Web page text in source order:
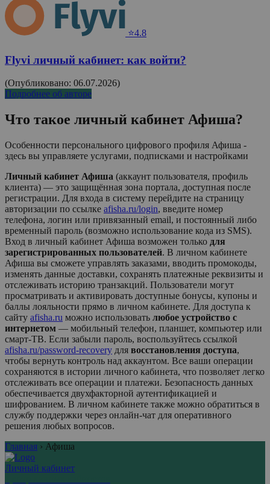
⭐4.8
Flyvi личный кабинет: как войти?
(Опубликовано: 06.07.2026)
Подробнее об авторе
Что такое личный кабинет Афиша?
Особенности персонального цифрового профиля Афиша -
здесь вы управляете услугами, подписками и настройками
Личный кабинет Афиша (аккаунт пользователя, профиль
клиента) — это защищённая зона портала, доступная после
регистрации. Для входа в систему перейдите на страницу
авторизации по ссылке afisha.ru/login, введите номер
телефона, логин или привязанный email, и постоянный либо
временный пароль (возможно использование кода из SMS).
Вход в личный кабинет Афиша возможен только для
зарегистрированных пользователей. В личном кабинете
Афиша вы сможете управлять заказами, вводить промокоды,
изменять данные доставки, сохранять платежные реквизиты и
отслеживать историю транзакций. Пользователи могут
просматривать и активировать доступные бонусы, купоны и
баллы лояльности прямо в личном кабинете. Для доступа к
сайту afisha.ru можно использовать любое устройство с
интернетом — мобильный телефон, планшет, компьютер или
смарт-ТВ. Если забыли пароль, воспользуйтесь ссылкой
afisha.ru/password-recovery для восстановления доступа,
чтобы вернуть контроль над аккаунтом. Все ваши операции
сохраняются в истории личного кабинета, что позволяет легко
отслеживать все операции и платежи. Безопасность данных
обеспечивается двухфакторной аутентификацией и
шифрованием. В личном кабинете также можно обратиться в
службу поддержки через онлайн-чат для оперативного
решения любых вопросов.
Главная › Афиша
Личный кабинет